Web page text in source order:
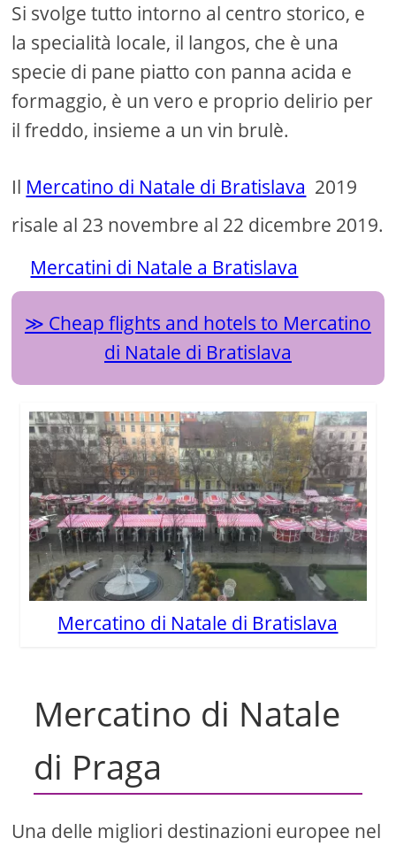
Si svolge tutto intorno al centro storico, e
la specialità locale, il langos, che è una
specie di pane piatto con panna acida e
formaggio, è un vero e proprio delirio per
il freddo, insieme a un vin brulè.
Il Mercatino di Natale di Bratislava 2019
risale al 23 novembre al 22 dicembre 2019.
Mercatini di Natale a Bratislava
Cheap flights and hotels to Mercatino
di Natale di Bratislava
Mercatino di Natale di Bratislava
Mercatino di Natale
di Praga
Una delle migliori destinazioni europee nel